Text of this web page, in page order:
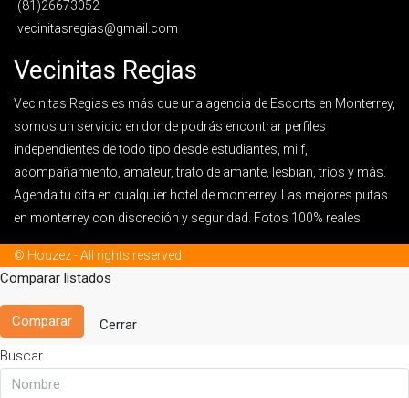
(81)26673052
vecinitasregias@gmail.com
Vecinitas Regias
Vecinitas Regias es más que una agencia de Escorts en Monterrey,
somos un servicio en donde podrás encontrar perfiles
independientes de todo tipo desde estudiantes, milf,
acompañamiento, amateur, trato de amante, lesbian, tríos y más.
Agenda tu cita en cualquier hotel de monterrey. Las mejores putas
en monterrey con discreción y seguridad. Fotos 100% reales
© Houzez - All rights reserved
Comparar listados
Comparar
Cerrar
Buscar